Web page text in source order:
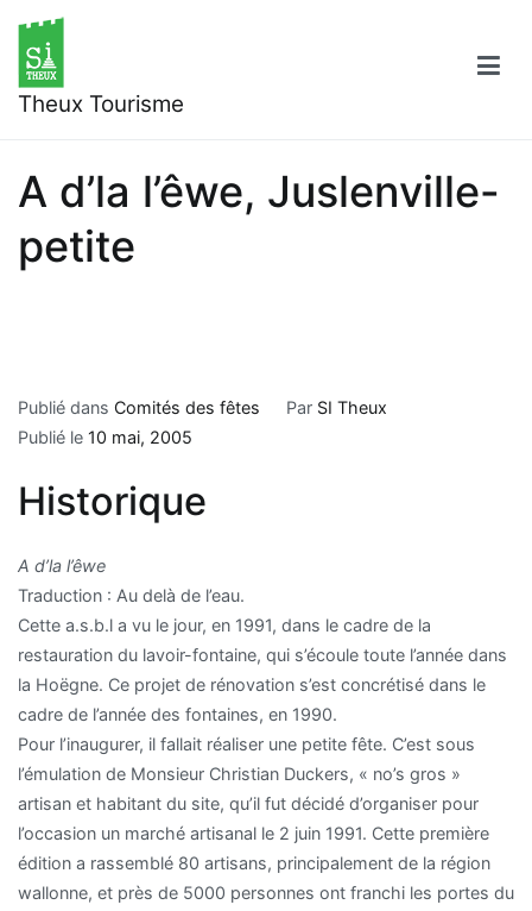
contenu
Theux Tourisme
A d’la l’êwe, Juslenville-
petite
Publié dans Comités des fêtes Par SI Theux
Publié le 10 mai, 2005
Historique
A d’la l’êwe
Traduction : Au delà de l’eau.
Cette a.s.b.l a vu le jour, en 1991, dans le cadre de la
restauration du lavoir-fontaine, qui s’écoule toute l’année dans
la Hoëgne. Ce projet de rénovation s’est concrétisé dans le
cadre de l’année des fontaines, en 1990.
Pour l’inaugurer, il fallait réaliser une petite fête. C’est sous
l’émulation de Monsieur Christian Duckers, « no’s gros »
artisan et habitant du site, qu’il fut décidé d’organiser pour
l’occasion un marché artisanal le 2 juin 1991. Cette première
édition a rassemblé 80 artisans, principalement de la région
wallonne, et près de 5000 personnes ont franchi les portes du